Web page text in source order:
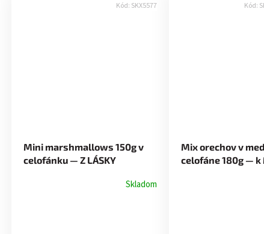
Mini marshmallows 150g v
celofánku — Z LÁSKY
Skladom
Kód: SKX5577
Mix orechov v
celofáne 180g — k
Kód: